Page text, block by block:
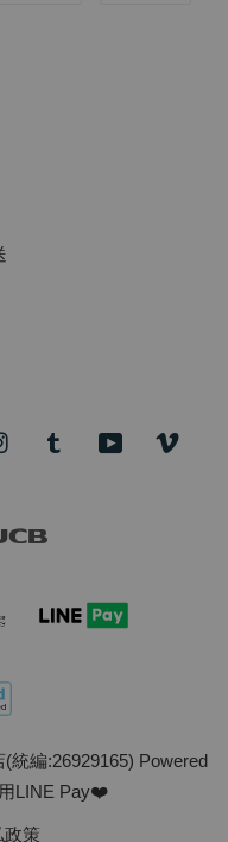
InstagramTumblr YouTube
統編:26929165) Powered
LINE Pay❤️
政策